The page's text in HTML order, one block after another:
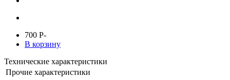
700 P-
В корзину
Технические характеристики
Прочие характеристики